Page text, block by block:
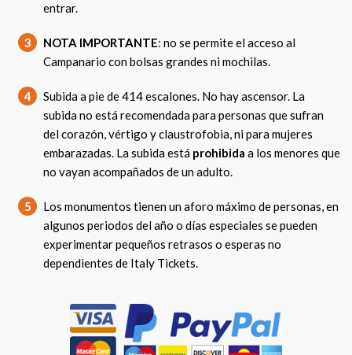
entrar.
3 NOTA IMPORTANTE: no se permite el acceso al
Campanario con bolsas grandes ni mochilas.
4
Subida a pie de 414 escalones. No hay ascensor. La
subida no está recomendada para personas que sufran
del corazón, vértigo y claustrofobia, ni para mujeres
embarazadas. La subida está prohibida a los menores que
no vayan acompañados de un adulto.
5
Los monumentos tienen un aforo máximo de personas, en
algunos periodos del año o días especiales se pueden
experimentar pequeños retrasos o esperas no
dependientes de Italy Tickets.